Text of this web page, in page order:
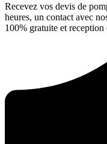
Recevez vos devis de
heures, un contact avec
100% gratuite et reception